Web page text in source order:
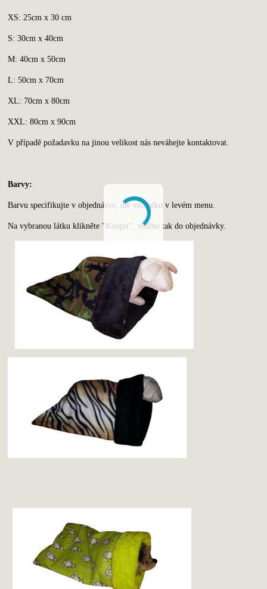
XS: 25cm x 30 cm
S: 30cm x 40cm
M: 40cm x 50cm
L: 50cm x 70cm
XL: 70cm x 80cm
XXL: 80cm x 90cm
V případě požadavku na jinou velikost nás neváhejte kontaktovat.
Barvy:
Barvu specifikujte v objednávce, dle vzorníku v levém menu.
Na vybranou látku klikněte "Koupit", vložíte tak do objednávky.